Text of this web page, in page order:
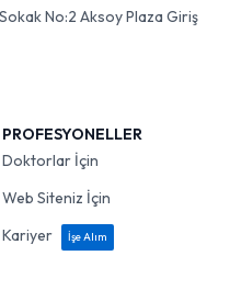
No:2 Aksoy Plaza Giriş
PROFESYONELLER
Doktorlar İçin
Web Siteniz İçin
Kariyer
İşe Alım